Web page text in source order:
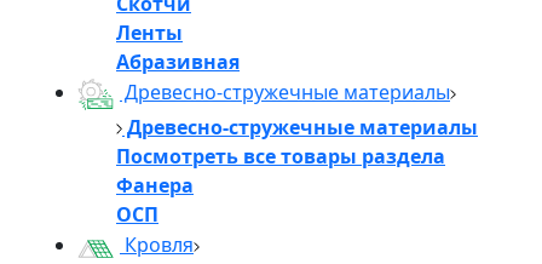
Ленты
Абразивная
Древесно-стружечные материалы
Древесно-стружечные материалы
Посмотреть все товары раздела
Фанера
ОСП
Кровля